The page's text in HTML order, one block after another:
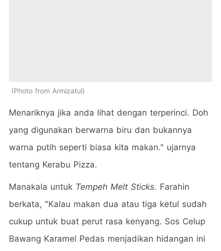
Photo from Armizatul
Menariknya jika anda lihat dengan terperinci. Doh
yang digunakan berwarna biru dan bukannya
warna putih seperti biasa kita makan." ujarnya
tentang Kerabu Pizza.
Manakala untuk Tempeh Melt Sticks. Farahin
berkata, "Kalau makan dua atau tiga ketul sudah
cukup untuk buat perut rasa kenyang. Sos Celup
Bawang Karamel Pedas menjadikan hidangan ini